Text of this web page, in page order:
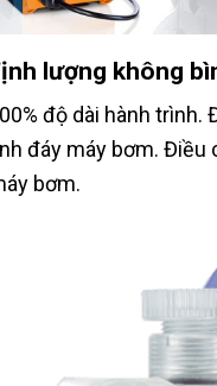
lượng không
độ dài hành
đáy máy bơm.
bơm.